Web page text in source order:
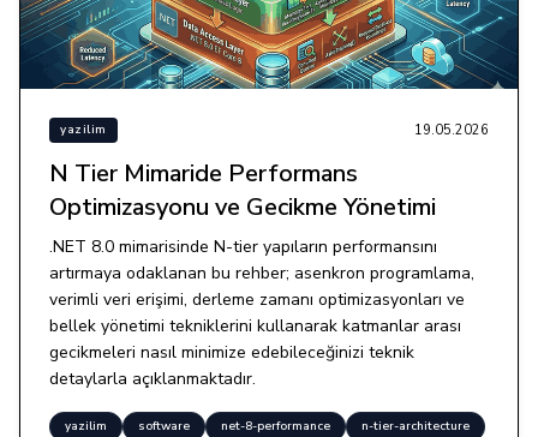
yazilim 19.05.2026
N Tier Mimaride Performans
Optimizasyonu ve Gecikme Yönetimi
.NET 8.0 mimarisinde N-tier yapıların performansını
artırmaya odaklanan bu rehber; asenkron programlama,
verimli veri erişimi, derleme zamanı optimizasyonları ve
bellek yönetimi tekniklerini kullanarak katmanlar arası
gecikmeleri nasıl minimize edebileceğinizi teknik
detaylarla açıklanmaktadır.
yazilim software net-8-performance
n-tier-architecture